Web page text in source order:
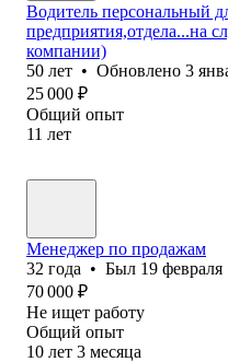
Водитель персональный
предприятия,отдела...на
компании)
50 лет • Обновлено 3
25 000 ₽
Общий опыт
11 лет
Менеджер по продажам
32 года • Был 19 февраля
70 000 ₽
Не ищет работу
Общий опыт
10 лет 3 месяца